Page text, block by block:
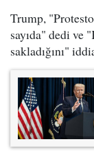
Trump,
sayıda" dedi ve
sakladığını"